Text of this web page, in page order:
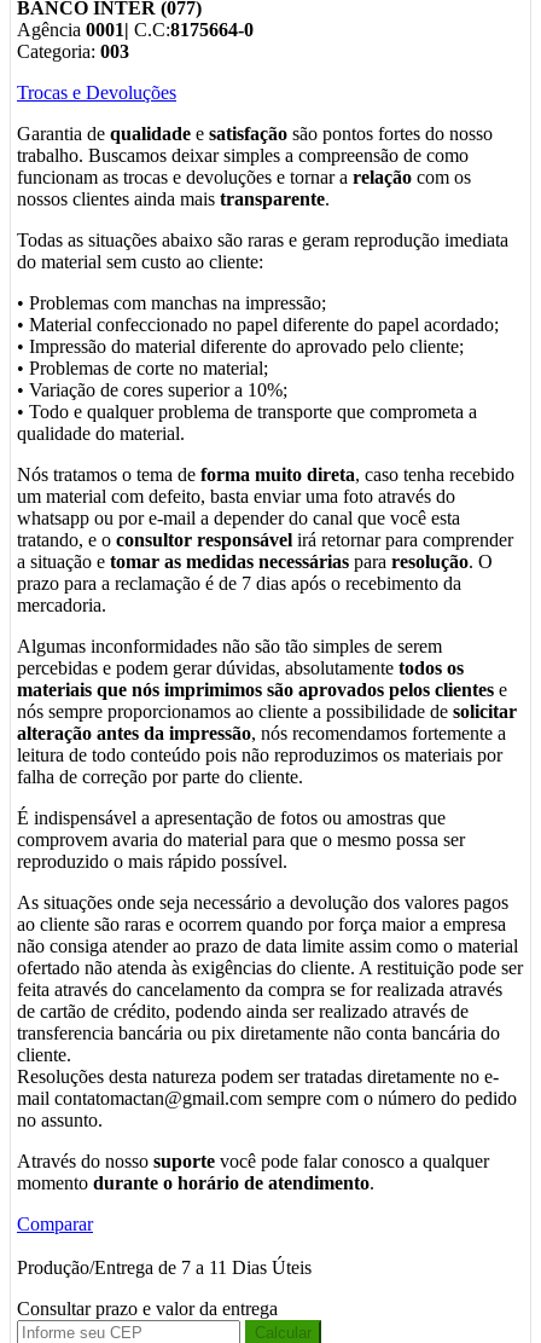
BANCO INTER (077)
Agência 0001| C.C:8175664-0
Categoria: 003
Trocas e Devoluções
Garantia de qualidade e satisfação são pontos fortes do nosso
trabalho. Buscamos deixar simples a compreensão de como
funcionam as trocas e devoluções e tornar a relação com os
nossos clientes ainda mais transparente.
Todas as situações abaixo são raras e geram reprodução imediata
do material sem custo ao cliente:
• Problemas com manchas na impressão;
• Material confeccionado no papel diferente do papel acordado;
• Impressão do material diferente do aprovado pelo cliente;
• Problemas de corte no material;
• Variação de cores superior a 10%;
• Todo e qualquer problema de transporte que comprometa a
qualidade do material.
Nós tratamos o tema de forma muito direta, caso tenha recebido
um material com defeito, basta enviar uma foto através do
whatsapp ou por e-mail a depender do canal que você esta
tratando, e o consultor responsável irá retornar para comprender
a situação e tomar as medidas necessárias para resolução. O
prazo para a reclamação é de 7 dias após o recebimento da
mercadoria.
Algumas inconformidades não são tão simples de serem
percebidas e podem gerar dúvidas, absolutamente todos os
materiais que nós imprimimos são aprovados pelos clientes e
nós sempre proporcionamos ao cliente a possibilidade de solicitar
alteração antes da impressão, nós recomendamos fortemente a
leitura de todo conteúdo pois não reproduzimos os materiais por
falha de correção por parte do cliente.
É indispensável a apresentação de fotos ou amostras que
comprovem avaria do material para que o mesmo possa ser
reproduzido o mais rápido possível.
As situações onde seja necessário a devolução dos valores pagos
ao cliente são raras e ocorrem quando por força maior a empresa
não consiga atender ao prazo de data limite assim como o material
ofertado não atenda às exigências do cliente. A restituição pode ser
feita através do cancelamento da compra se for realizada através
de cartão de crédito, podendo ainda ser realizado através de
transferencia bancária ou pix diretamente não conta bancária do
cliente.
Resoluções desta natureza podem ser tratadas diretamente no e-
mail contatomactan@gmail.com sempre com o número do pedido
no assunto.
Através do nosso suporte você pode falar conosco a qualquer
momento durante o horário de atendimento.
Comparar
Produção/Entrega de 7 a 11 Dias Úteis
Consultar prazo e valor da entrega
Calcular